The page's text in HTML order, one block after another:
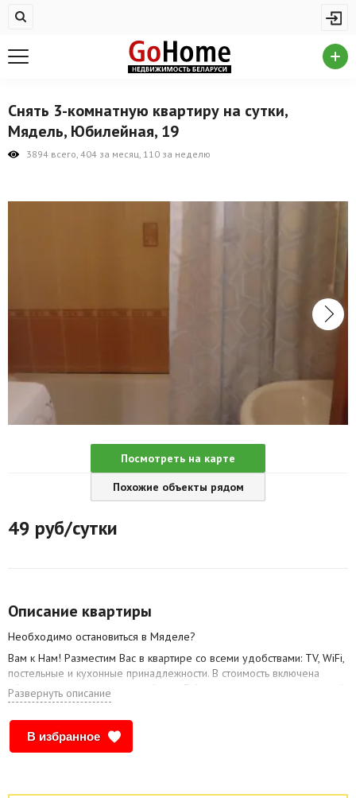
Купить квартиру
На сутки
Новостройки
Комерческая недвижимость
Продажа коммерческой недвижимости
Агентства
Ремонт квартир
Грузовое такси
Способы оплаты
Снять 3-комнатную квартиру на сутки,
Мядель, Юбилейная, 19
3894 всего, 404 за месяц, 110 за неделю
Посмотреть на карте
Похожие объекты рядом
49 руб/сутки
Описание квартиры
Необходимо остановиться в Мяделе?
Вам к Нам! Разместим Вас в квартире со всеми удобствами: TV, WiFi,
постельные и кухонные принадлежности. В стоимость включена
уборка и смена постельного белья. Гибкая система оплаты, наличный
и безналичный расчет. Расчёт стоимости проживания определяется
индивидуально для каждого заказчика. Заселение до 23 часов.
Развернуть описание
В избранное